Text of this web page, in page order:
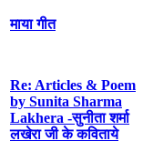
माया गीत
Re: Articles & Poem
by Sunita Sharma
Lakhera -सुनीता शर्मा
लखेरा जी के कविताये